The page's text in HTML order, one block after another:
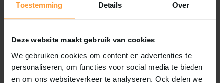
Toestemming Details Over
Deze website maakt gebruik van cookies
We gebruiken cookies om content en advertenties te
personaliseren, om functies voor social media te bieden
en om ons websiteverkeer te analyseren. Ook delen we
Er zijn nog geen reviews geschreven over dit product..
Schrijf je eigen review